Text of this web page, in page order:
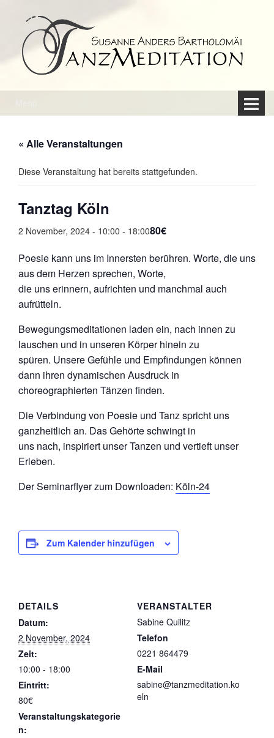
Hauptmenü
springen
« Alle Veranstaltungen
Diese Veranstaltung hat bereits stattgefunden.
Tanztag Köln
2 November, 2024 - 10:00 - 18:0080€
Poesie kann uns im Innersten berühren. Worte, die uns
aus dem Herzen sprechen, Worte,
die uns erinnern, aufrichten und manchmal auch
aufrütteln.
Bewegungsmeditationen laden ein, nach innen zu
lauschen und in unseren Körper hinein zu
spüren. Unsere Gefühle und Empfindungen können
dann ihren dynamischen Ausdruck in
choreographierten Tänzen finden.
Die Verbindung von Poesie und Tanz spricht uns
ganzheitlich an. Das Gehörte schwingt in
uns nach, inspiriert unser Tanzen und vertieft unser
Erleben.
Der Seminarflyer zum Downloaden: Köln-24
Zum Kalender hinzufügen
DETAILS
Datum:
2 November, 2024
Zeit:
10:00 - 18:00
Eintritt:
80€
Veranstaltungskategorie
n:
VERANSTALTER
Sabine Quilitz
Telefon
0221 864479
E-Mail
sabine@tanzmeditation.ko
eln